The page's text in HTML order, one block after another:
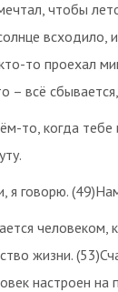
чтобы
то проехал
– всё
то, когда
я говорю.
человеком,
жизни.
настроен